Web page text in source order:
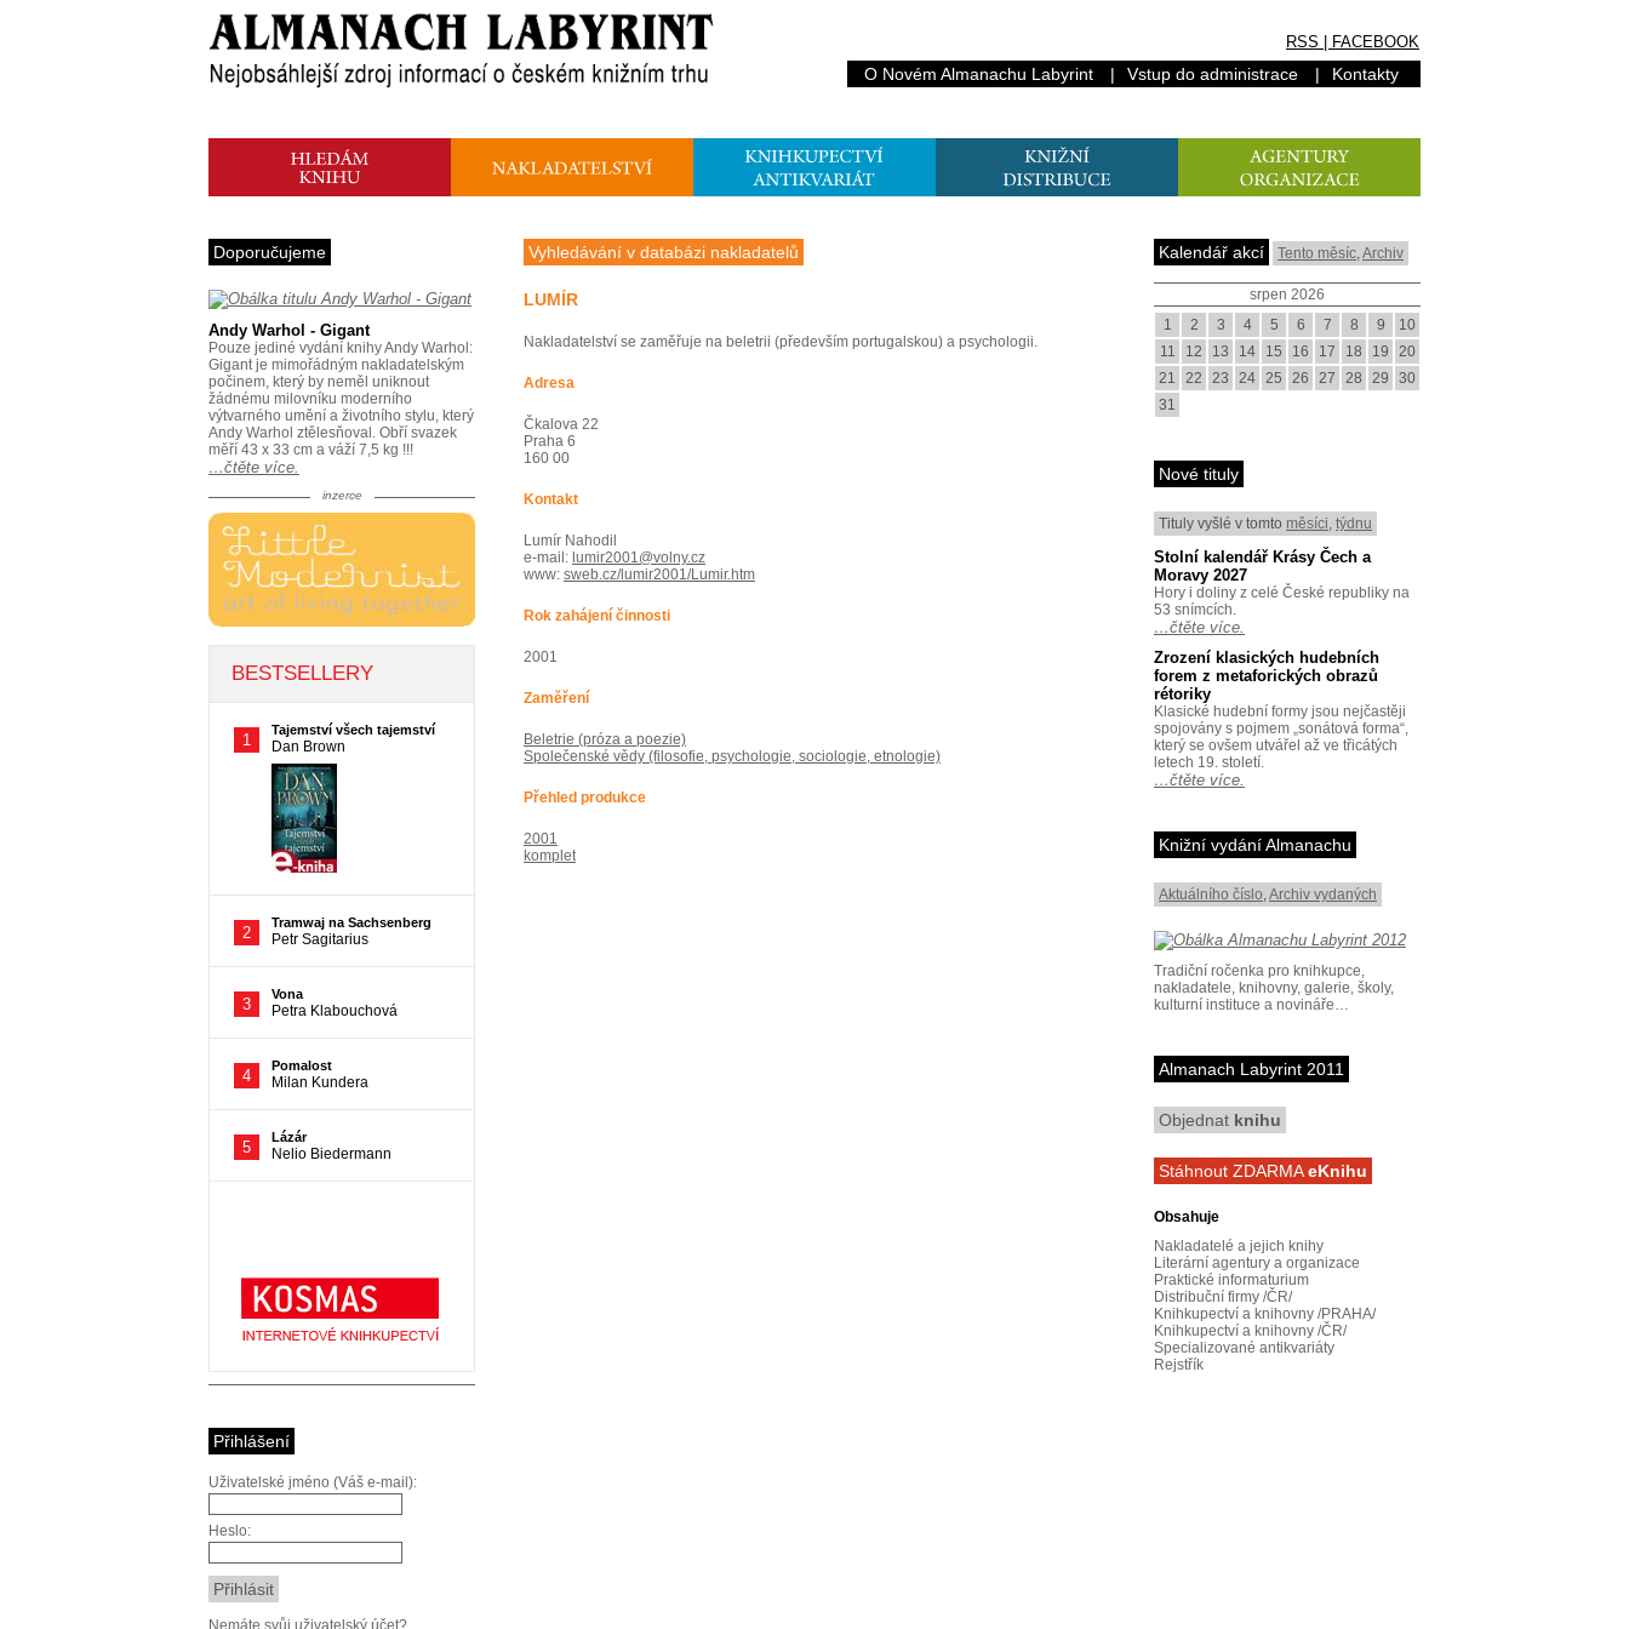
RSS FACEBOOK
O Novém Almanachu Labyrint | Vstup do administrace | Kontakty
Vyhledávání v databázi nakladatelů
LUMÍR
Nakladatelství se zaměřuje na beletrii (především portugalskou) a psychologii.
Adresa
Čkalova 22
Praha 6
160 00
Kontakt
Lumír Nahodil
e-mail: lumir2001@volny.cz
www: sweb.cz/lumir2001/Lumir.htm
Rok zahájení činnosti
2001
Zaměření
Beletrie (próza a poezie)
Společenské vědy (filosofie, psychologie, sociologie, etnologie)
Přehled produkce
2001
komplet
Doporučujeme
Andy Warhol - Gigant
Pouze jediné vydání knihy Andy Warhol:
Gigant je mimořádným nakladatelským
počinem, který by neměl uniknout
žádnému milovníku moderního
výtvarného umění a životního stylu, který
Andy Warhol ztělesňoval. Obří svazek
měří 43 x 33 cm a váží 7,5 kg !!!
…čtěte více.
inzerce
Přihlášení
Uživatelské jméno (Váš e-mail):
Heslo:
Nemáte svůj uživatelský účet?
Kalendář akcí Tento měsíc,Archiv
srpen 2026
1
2 3 4 5 6 7 8 9
10
11
12 13 14 15 16 17 18 19
20
21
22 23 24 25 26 27 28 29
30
31
Nové tituly
Tituly vyšlé v tomto měsíci, týdnu
Stolní kalendář Krásy Čech a
Moravy 2027
Hory i doliny z celé České republiky na
53 snímcích.
…čtěte více.
Zrození klasických hudebních
forem z metaforických obrazů
rétoriky
Klasické hudební formy jsou nejčastěji
spojovány s pojmem „sonátová forma“,
který se ovšem utvářel až ve třicátých
letech 19. století.
…čtěte více.
Knižní vydání Almanachu
Aktuálního číslo,Archiv vydaných
Tradiční ročenka pro knihkupce,
nakladatele, knihovny, galerie, školy,
kulturní instituce a novináře…
Almanach Labyrint 2011
Objednat knihu
Stáhnout ZDARMAeKnihu
Obsahuje
Nakladatelé a jejich knihy
Literární agentury a organizace
Praktické informaturium
Distribuční firmy /ČR/
Knihkupectví a knihovny /PRAHA/
Knihkupectví a knihovny /ČR/
Specializované antikvariáty
Rejstřík